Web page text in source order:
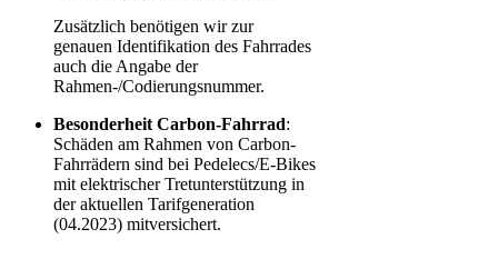
Zusätzlich benötigen wir zur
genauen Identifikation des Fahrrades
auch die Angabe der
Rahmen-/Codierungsnummer.
Besonderheit Carbon-Fahrrad:
Schäden am Rahmen von Carbon-
Fahrrädern sind bei Pedelecs/E-Bikes
mit elektrischer Tretunterstützung in
der aktuellen Tarifgeneration
(04.2023) mitversichert.